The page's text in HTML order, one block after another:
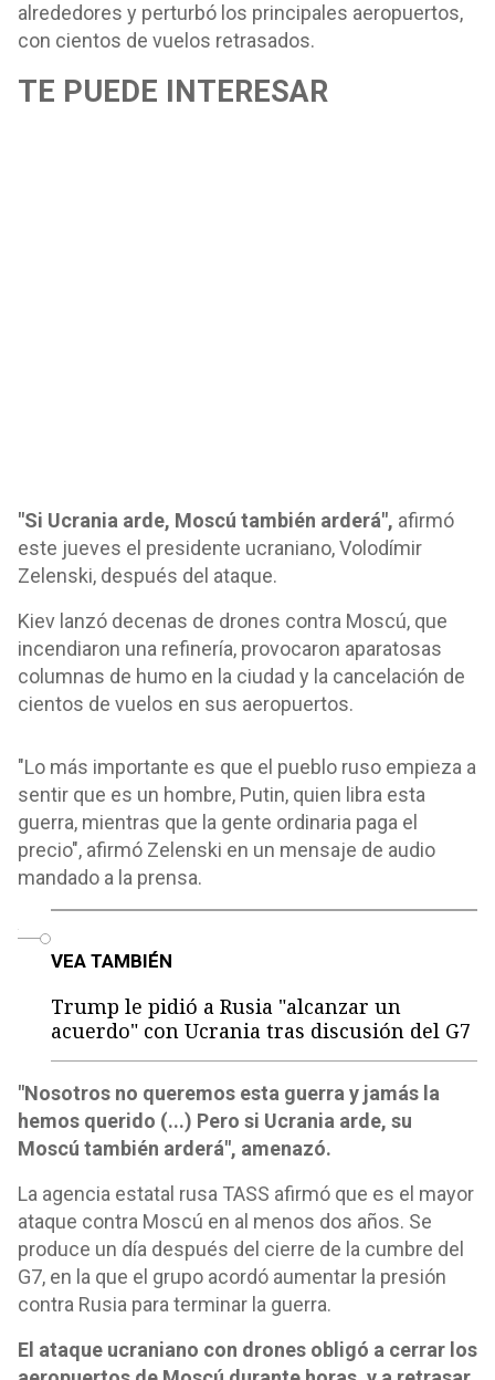
alrededores y perturbó los principales aeropuertos,
con cientos de vuelos retrasados.
TE PUEDE INTERESAR
"Si Ucrania arde, Moscú también arderá", afirmó
este jueves el presidente ucraniano, Volodímir
Zelenski, después del ataque.
Kiev lanzó decenas de drones contra Moscú, que
incendiaron una refinería, provocaron aparatosas
columnas de humo en la ciudad y la cancelación de
cientos de vuelos en sus aeropuertos.
"Lo más importante es que el pueblo ruso empieza a
sentir que es un hombre, Putin, quien libra esta
guerra, mientras que la gente ordinaria paga el
precio", afirmó Zelenski en un mensaje de audio
mandado a la prensa.
VEA TAMBIÉN
Trump le pidió a Rusia "alcanzar un
acuerdo" con Ucrania tras discusión del G7
"Nosotros no queremos esta guerra y jamás la
hemos querido (...) Pero si Ucrania arde, su
Moscú también arderá", amenazó.
La agencia estatal rusa TASS afirmó que es el mayor
ataque contra Moscú en al menos dos años. Se
produce un día después del cierre de la cumbre del
G7, en la que el grupo acordó aumentar la presión
contra Rusia para terminar la guerra.
El ataque ucraniano con drones obligó a cerrar los